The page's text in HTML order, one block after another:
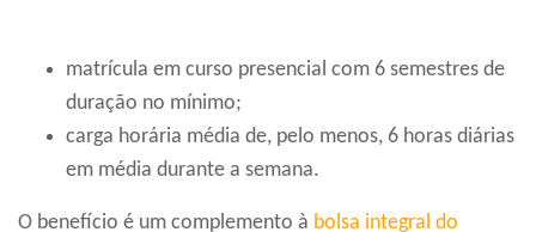
matrícula em curso presencial com 6 semestres de
duração no mínimo;
carga horária média de, pelo menos, 6 horas diárias
em média durante a semana.
O benefício é um complemento à bolsa integral do